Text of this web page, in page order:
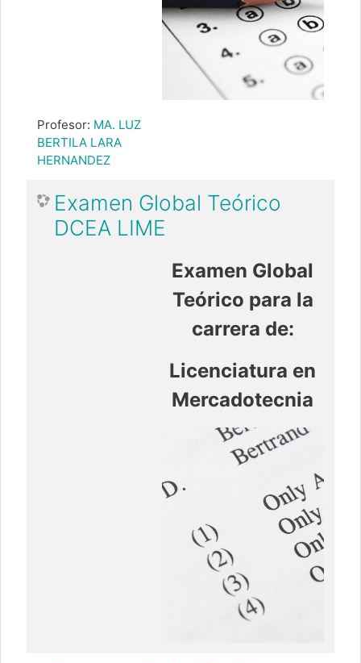
Profesor: MA. LUZ
BERTILA LARA
HERNANDEZ
Examen Global Teórico
DCEA LIME
Examen Global
Teórico para la
carrera de:
Licenciatura en
Mercadotecnia